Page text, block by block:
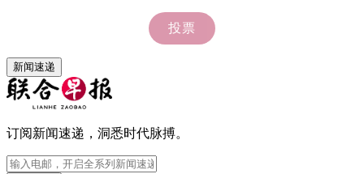
新闻速递
订阅新闻速递，洞悉时代脉搏。